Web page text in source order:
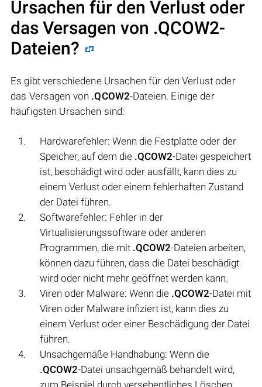
Ursachen für den Verlust oder
das Versagen von .QCOW2-
Dateien?
Es gibt verschiedene Ursachen für den Verlust oder
das Versagen von .QCOW2-Dateien. Einige der
häufigsten Ursachen sind:
Hardwarefehler: Wenn die Festplatte oder der
Speicher, auf dem die .QCOW2-Datei gespeichert
ist, beschädigt wird oder ausfällt, kann dies zu
einem Verlust oder einem fehlerhaften Zustand
der Datei führen.
Softwarefehler: Fehler in der
Virtualisierungssoftware oder anderen
Programmen, die mit .QCOW2-Dateien arbeiten,
können dazu führen, dass die Datei beschädigt
wird oder nicht mehr geöffnet werden kann.
Viren oder Malware: Wenn die .QCOW2-Datei mit
Viren oder Malware infiziert ist, kann dies zu
einem Verlust oder einer Beschädigung der Datei
führen.
Unsachgemäße Handhabung: Wenn die
.QCOW2-Datei unsachgemäß behandelt wird,
zum Beispiel durch versehentliches Löschen